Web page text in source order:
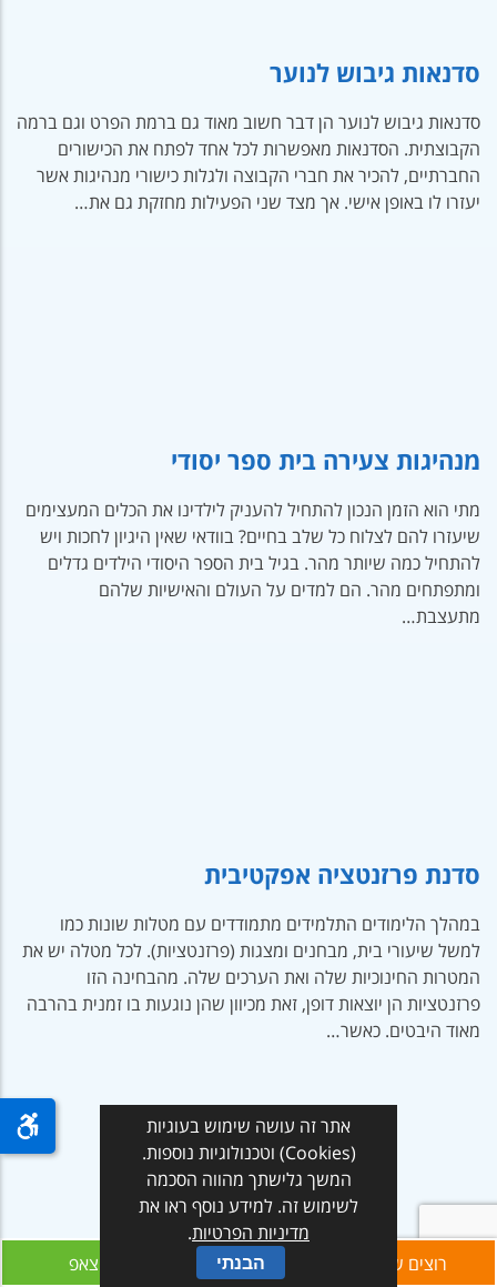
סדנאות גיבוש לנוער
סדנאות גיבוש לנוער הן דבר חשוב מאוד גם ברמת הפרט וגם ברמה
הקבוצתית. הסדנאות מאפשרות לכל אחד לפתח את הכישורים
החברתיים, להכיר את חברי הקבוצה ולגלות כישורי מנהיגות אשר
יעזרו לו באופן אישי. אך מצד שני הפעילות מחזקת גם את…
מנהיגות צעירה בית ספר יסודי
מתי הוא הזמן הנכון להתחיל להעניק לילדינו את הכלים המעצימים
שיעזרו להם לצלוח כל שלב בחיים? בוודאי שאין היגיון לחכות ויש
להתחיל כמה שיותר מהר. בגיל בית הספר היסודי הילדים גדלים
ומתפתחים מהר. הם למדים על העולם והאישיות שלהם
מתעצבת…
סדנת פרזנטציה אפקטיבית
במהלך הלימודים התלמידים מתמודדים עם מטלות שונות כמו
למשל שיעורי בית, מבחנים ומצגות (פרזנטציות). לכל מטלה יש את
המטרות החינוכיות שלה ואת הערכים שלה. מהבחינה הזו
פרזנטציות הן יוצאות דופן, זאת מכיוון שהן נוגעות בו זמנית בהרבה
מאוד היבטים. כאשר…
כתבו לנו בווצאפ
אתר זה עושה שימוש בעוגיות
(Cookies) וטכנולוגיות נוספות.
המשך גלישתך מהווה הסכמה
לשימוש זה. למידע נוסף ראו את
מדיניות הפרטיות.
הבנתי רוצים שנחזור אליכם?